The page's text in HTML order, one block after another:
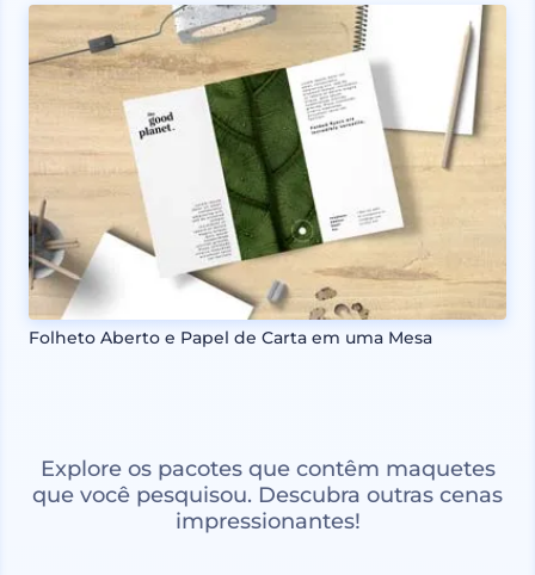
Folheto Aberto e Papel de Carta em uma Mesa
Explore os pacotes que contêm maquetes
que você pesquisou. Descubra outras cenas
impressionantes!